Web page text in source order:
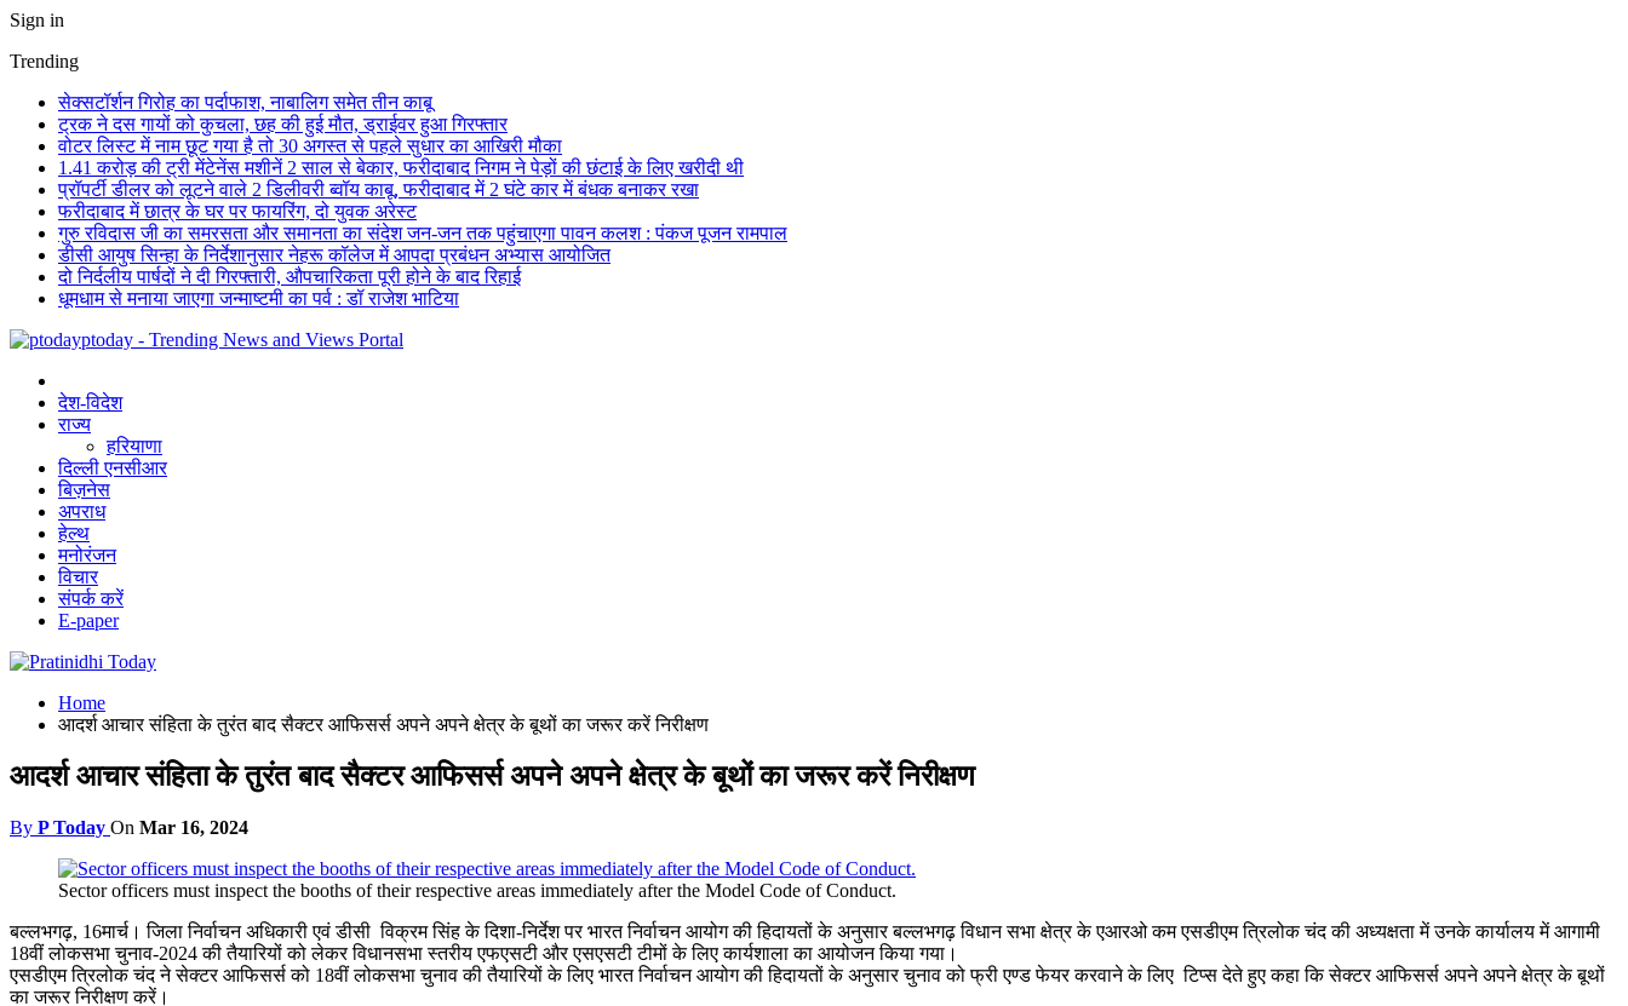
Sign in
Trending
सेक्सटॉर्शन गिरोह का पर्दाफाश, नाबालिग समेत तीन काबू
ट्रक ने दस गायों को कुचला, छह की हुई मौत, ड्राईवर हुआ गिरफ्तार
वोटर लिस्ट में नाम छूट गया है तो 30 अगस्त से पहले सुधार का आखिरी मौका
1.41 करोड़ की ट्री मेंटेनेंस मशीनें 2 साल से बेकार, फरीदाबाद निगम ने पेड़ों की छंटाई के लिए खरीदी थी
प्रॉपर्टी डीलर को लूटने वाले 2 डिलीवरी ब्वॉय काबू, फरीदाबाद में 2 घंटे कार में बंधक बनाकर रखा
फरीदाबाद में छात्र के घर पर फायरिंग, दो युवक अरेस्ट
गुरु रविदास जी का समरसता और समानता का संदेश जन-जन तक पहुंचाएगा पावन कलश : पंकज पूजन रामपाल
डीसी आयुष सिन्हा के निर्देशानुसार नेहरू कॉलेज में आपदा प्रबंधन अभ्यास आयोजित
दो निर्दलीय पार्षदों ने दी गिरफ्तारी, औपचारिकता पूरी होने के बाद रिहाई
धूमधाम से मनाया जाएगा जन्माष्टमी का पर्व : डॉ राजेश भाटिया
ptoday - Trending News and Views Portal
देश-विदेश
राज्य
हरियाणा
दिल्ली एनसीआर
बिज़नेस
अपराध
हेल्थ
मनोरंजन
विचार
संपर्क करें
E-paper
Home
आदर्श आचार संहिता के तुरंत बाद सैक्टर आफिसर्स अपने अपने क्षेत्र के बूथों का जरूर करें निरीक्षण
आदर्श आचार संहिता के तुरंत बाद सैक्टर आफिसर्स अपने अपने क्षेत्र के बूथों का जरूर करें निरीक्षण
By P Today On Mar 16, 2024
Sector officers must inspect the booths of their respective areas immediately after the Model Code of Conduct.
बल्लभगढ़, 16मार्च। जिला निर्वाचन अधिकारी एवं डीसी विक्रम सिंह के दिशा-निर्देश पर भारत निर्वाचन आयोग की हिदायतों के अनुसार बल्लभगढ़ विधान सभा क्षेत्र के एआरओ कम एसडीएम त्रिलोक चंद की अध्यक्षता में उनके कार्यालय में आगामी
18वीं लोकसभा चुनाव-2024 की तैयारियों को लेकर विधानसभा स्तरीय एफएसटी और एसएसटी टीमों के लिए कार्यशाला का आयोजन किया गया।
एसडीएम त्रिलोक चंद ने सेक्टर आफिसर्स को 18वीं लोकसभा चुनाव की तैयारियों के लिए भारत निर्वाचन आयोग की हिदायतों के अनुसार चुनाव को फ्री एण्ड फेयर करवाने के लिए टिप्स देते हुए कहा कि सेक्टर आफिसर्स अपने अपने क्षेत्र के बूथों
का जरूर निरीक्षण करें।